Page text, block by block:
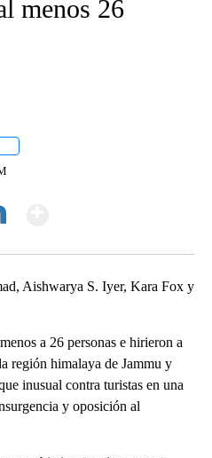
menos 26
Aishwarya S. Iyer, Kara Fox y
a 26 personas e hirieron a
región himalaya de Jammu y
inusual contra turistas en una
y oposición al